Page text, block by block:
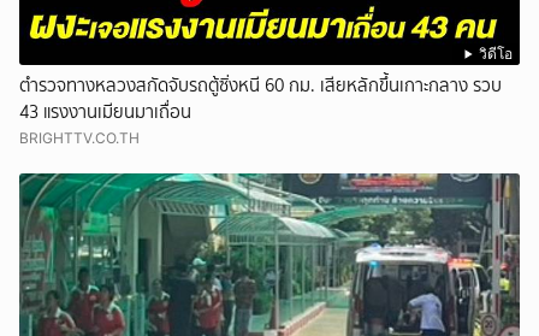
วิดีโอ
ตำรวจทางหลวงสกัดจับรถตู้ซิ่งหนี 60 กม. เสียหลักขึ้นเกาะกลาง รวบ
43 แรงงานเมียนมาเถื่อน
BRIGHTTV.CO.TH